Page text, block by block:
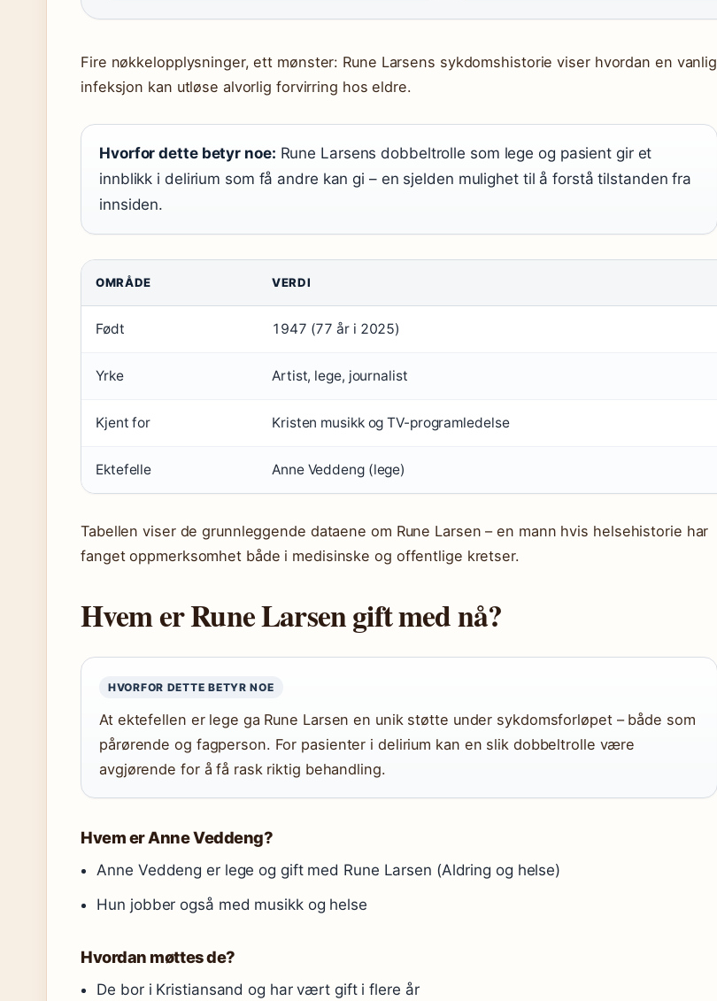
Fire nøkkelopplysninger, ett mønster: Rune Larsens sykdomshistorie viser hvordan en vanlig
infeksjon kan utløse alvorlig forvirring hos eldre.
Hvorfor dette betyr noe: Rune Larsens dobbeltrolle som lege og pasient gir et
innblikk i delirium som få andre kan gi – en sjelden mulighet til å forstå tilstanden fra
innsiden.
OMRÅDE VERDI
Født 1947 (77 år i 2025)
Yrke Artist, lege, journalist
Kjent for Kristen musikk og TV-programledelse
Ektefelle Anne Veddeng (lege)
Tabellen viser de grunnleggende dataene om Rune Larsen – en mann hvis helsehistorie har
fanget oppmerksomhet både i medisinske og offentlige kretser.
Hvem er Rune Larsen gift med nå?
HVORFOR DETTE BETYR NOE
At ektefellen er lege ga Rune Larsen en unik støtte under sykdomsforløpet – både som
pårørende og fagperson. For pasienter i delirium kan en slik dobbeltrolle være
avgjørende for å få rask riktig behandling.
Hvem er Anne Veddeng?
Anne Veddeng er lege og gift med Rune Larsen (Aldring og helse)
Hun jobber også med musikk og helse
Hvordan møttes de?
De bor i Kristiansand og har vært gift i flere år